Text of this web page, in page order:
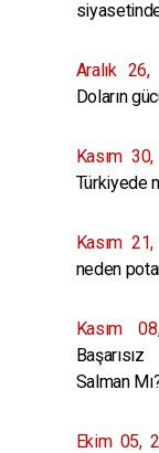
Aralık
Doların
Kasım
Türkiyede
Kasım
neden
Kasım
Salman
Ekim 05,